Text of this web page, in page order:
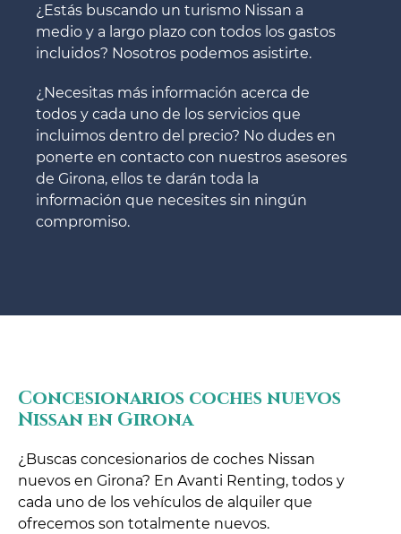
¿Estás buscando un turismo Nissan a
medio y a largo plazo con todos los gastos
incluidos? Nosotros podemos asistirte.
¿Necesitas más información acerca de
todos y cada uno de los servicios que
incluimos dentro del precio? No dudes en
ponerte en contacto con nuestros asesores
de Girona, ellos te darán toda la
información que necesites sin ningún
compromiso.
Concesionarios coches nuevos
Nissan en Girona
¿Buscas concesionarios de coches Nissan
nuevos en Girona? En Avanti Renting, todos y
cada uno de los vehículos de alquiler que
ofrecemos son totalmente nuevos.